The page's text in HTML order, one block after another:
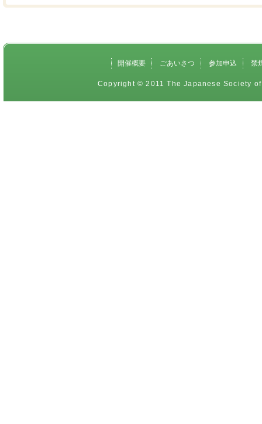
開催概要 ごあいさつ 参加申込 禁
Copyright © 2011 The Japanese Society